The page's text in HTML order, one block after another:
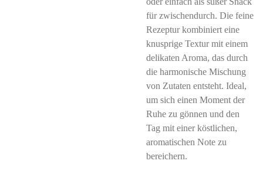
für zwischendurch. Die feine
Rezeptur kombiniert eine
knusprige Textur mit einem
delikaten Aroma, das durch
die harmonische Mischung
von Zutaten entsteht. Ideal,
um sich einen Moment der
Ruhe zu gönnen und den
Tag mit einer köstlichen,
aromatischen Note zu
bereichern.